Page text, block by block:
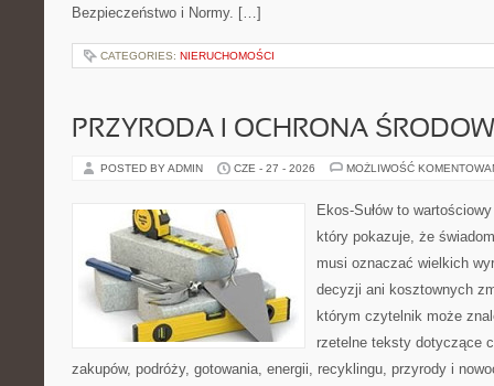
Bezpieczeństwo i Normy. […]
CATEGORIES: NIERUCHOMOŚCI
PRZYRODA I OCHRONA
POSTED BY ADMIN CZE - 27 - 2026 MOŻLIWOŚĆ
Ekos-Sułów to
który pokazuje, że
musi oznaczać wielkich
decyzji ani kosztownych
którym czytelnik może
rzetelne teksty dotyczące
zakupów, podróży, gotowania, energii, recyklingu, przyrody i